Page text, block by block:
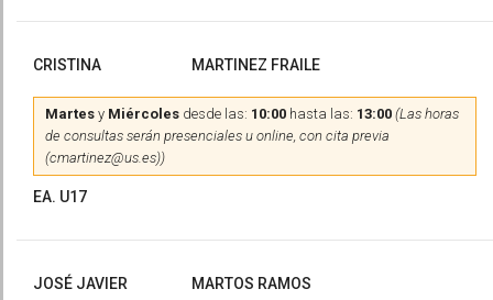
CRISTINA MARTINEZ FRAILE
Martes y Miércoles desde las: 10:00 hasta las: 13:00 (Las horas
de consultas serán presenciales u online, con cita previa
(cmartinez@us.es))
EA. U17
JOSÉ JAVIER MARTOS RAMOS